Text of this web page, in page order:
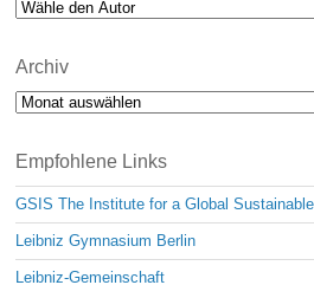
Archiv
Archiv
Empfohlene Links
GSIS The Institute for a Global
Leibniz Gymnasium Berlin
Leibniz-Gemeinschaft